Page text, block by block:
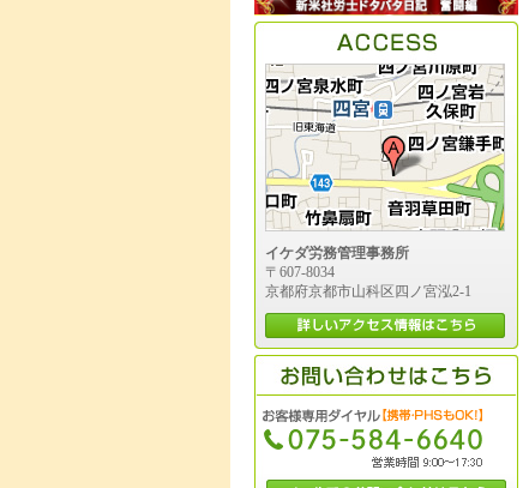
イケダ労務管理事務所
〒607-8034
京都府京都市山科区四ノ宮泓2-1